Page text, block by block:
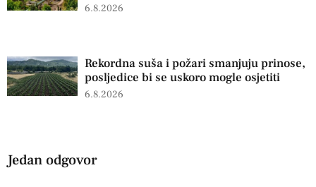
6.8.2026
Rekordna suša i požari smanjuju prinose,
posljedice bi se uskoro mogle osjetiti
6.8.2026
Jedan odgovor